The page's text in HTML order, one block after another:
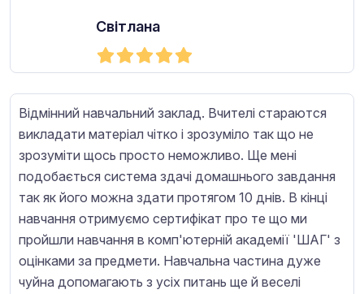
Світлана
Відмінний навчальний заклад. Вчителі стараются
викладати матеріал чітко і зрозуміло так що не
зрозуміти щось просто неможливо. Ще мені
подобається система здачі домашнього завдання
так як його можна здати протягом 10 днів. В кінці
навчання отримуємо сертифікат про те що ми
пройшли навчання в комп'ютерній академії 'ШАГ' з
оцінками за предмети. Навчальна частина дуже
чуйна допомагають з усіх питань ще й веселі